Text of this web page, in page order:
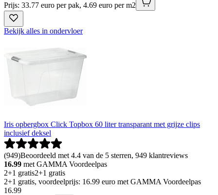
Prijs: 33.77 euro per pak, 4.69 euro per m2
Bekijk alles in ondervloer
Iris opbergbox Click Topbox 60 liter transparant met grijze clips
inclusief deksel
(949)Beoordeeld met 4.4 van de 5 sterren, 949 klantreviews
16.99 met GAMMA Voordeelpas
2+1 gratis2+1 gratis
2+1 gratis, voordeelprijs: 16.99 euro met GAMMA Voordeelpas
16.99